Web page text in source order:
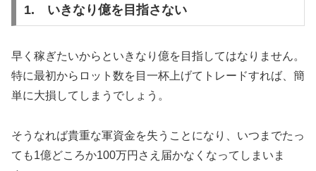
1. いきなり億を目指さない
早く稼ぎたいからといきなり億を目指してはなりません。
特に最初からロット数を目一杯上げてトレードすれば、簡
単に大損してしまうでしょう。
そうなれば貴重な軍資金を失うことになり、いつまでたっ
ても1億どころか100万円さえ届かなくなってしまいま